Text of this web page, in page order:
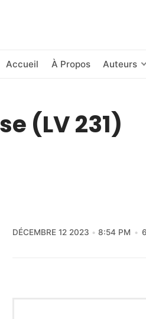
Accueil À Propos Auteurs
(LV 231)
DÉCEMBRE 12 2023 8:54 PM